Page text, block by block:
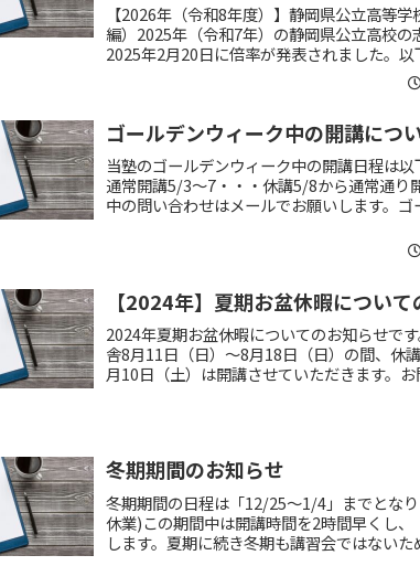
【2026年（令和8年度）】静岡県公立高等
編）2025年（令和7年）の静岡県公立高校の
2025年2月20日に倍率が発表されました。
ゴールデンウィーク中の開講につ
当塾のゴールデンウィーク中の開講日程は
通常開講5/3～7・・・休講5/8から通常通り
中の問い合わせはメールでお願いします。
【2024年】夏期お盆休暇につい
2024年夏期お盆休暇についてのお知らせで
舎8月11日（日）～8月18日（日）の間、休
月10日（土）は開講させていただきます。
冬期期間のお知らせ
冬期期間の日程は「12/25～1/4」までとな
休業)この期間中は開講時間を2時間早くし
します。夏期に続き冬期も講習会ではない